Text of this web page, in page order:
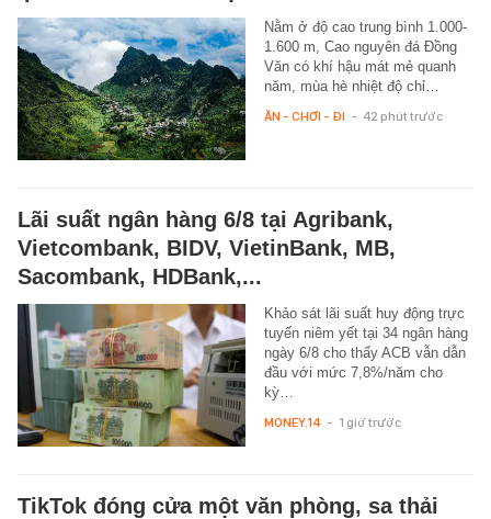
Nằm ở độ cao trung bình 1.000-
1.600 m, Cao nguyên đá Đồng
Văn có khí hậu mát mẻ quanh
năm, mùa hè nhiệt độ chỉ…
ĂN - CHƠI - ĐI - 42 phút trước
Lãi suất ngân hàng 6/8 tại Agribank,
Vietcombank, BIDV, VietinBank, MB,
Sacombank, HDBank,...
Khảo sát lãi suất huy động trực
tuyến niêm yết tại 34 ngân hàng
ngày 6/8 cho thấy ACB vẫn dẫn
đầu với mức 7,8%/năm cho
kỳ…
MONEY.14 - 1 giờ trước
TikTok đóng cửa một văn phòng, sa thải